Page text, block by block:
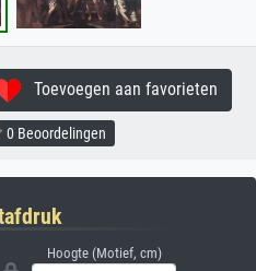
Toevoegen aan favorieten
0 Beoordelingen
Hoogte (Motief, cm)